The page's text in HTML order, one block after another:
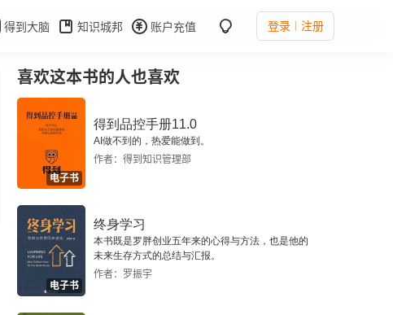
得到大脑 知识城邦 账户充值 登录 注册
喜欢这本书的人也喜欢
电子书
得到品控手册11.0
AI做不到的，热爱能做到。
作者：得到知识管理部
电子书
终身学习
本书既是罗胖创业五年来的心得与方法，也是他的
未来生存方式的总结与汇报。
作者：罗振宇